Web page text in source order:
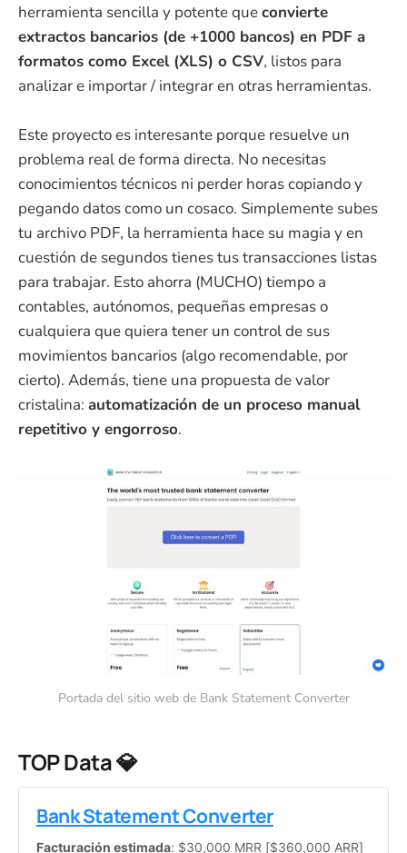
herramienta sencilla y potente queconvierte
extractos bancarios (de +1000 bancos) en PDF a
formatos como Excel (XLS) o CSV, listos para
analizar e importar / integrar en otras herramientas.
Este proyecto es interesante porque resuelve un
problema real de forma directa. No necesitas
conocimientos técnicos ni perder horas copiando y
pegando datos como un cosaco. Simplemente subes
tu archivo PDF, la herramienta hace su magia y en
cuestión de segundos tienes tus transacciones listas
para trabajar. Esto ahorra (MUCHO) tiempo a
contables, autónomos, pequeñas empresas o
cualquiera que quiera tener un control de sus
movimientos bancarios (algo recomendable, por
cierto). Además, tiene una propuesta de valor
cristalina: automatización de un proceso manual
repetitivo y engorroso.
Portada del sitio web de Bank Statement Converter
TOP Data 💎
Bank Statement Converter
Facturación estimada: $30,000 MRR [$360,000 ARR]